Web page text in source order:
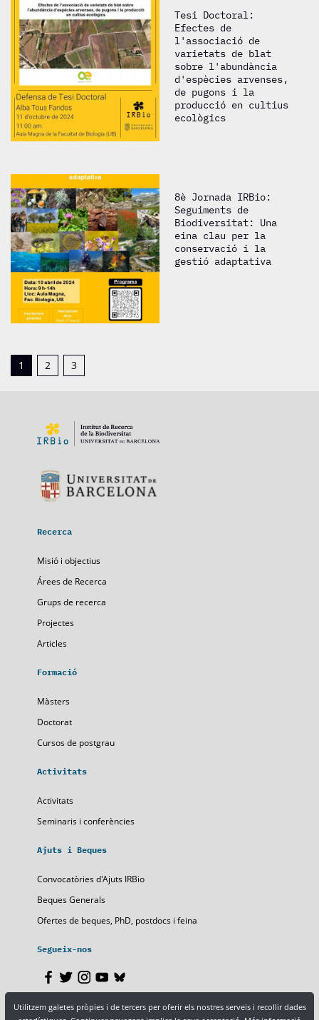
Utilitzem galetes pròpies i de tercers per oferir els nostres serveis i recollir dades
Tesi Doctoral:
Efectes de
l'associació de
varietats de blat
sobre l'abundància
d'espècies arvenses,
de pugons i la
producció en cultius
ecològics
8è Jornada IRBio:
Seguiments de
Biodiversitat: Una
eina clau per la
conservació i la
gestió adaptativa
1 2 3
Recerca
Misió i objectius
Árees de Recerca
Grups de recerca
Projectes
Articles
Formació
Màsters
Doctorat
Cursos de postgrau
Activitats
Activitats
Seminaris i conferències
Ajuts i Beques
Convocatòries d'Ajuts IRBio
Beques Generals
Ofertes de beques, PhD, postdocs i feina
Segueix-nos
Nota legal Política de privacitat Política de cookies